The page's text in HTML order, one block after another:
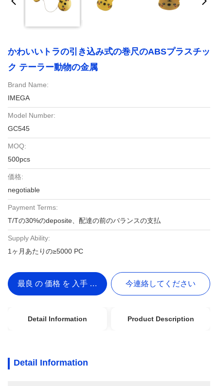
かわいいトラの引き込み式の巻尺のABSプラスチッ
ク テーラー動物の金属
Brand Name:
IMEGA
Model Number:
GC545
MOQ:
500pcs
価格:
negotiable
Payment Terms:
T/Tの30%のdeposite、配達の前のバランスの支払
Supply Ability:
1ヶ月あたりの≥5000 PC
最良 の 価格 を 入手 する 今連絡してください
Detail Information Product Description
Detail Information